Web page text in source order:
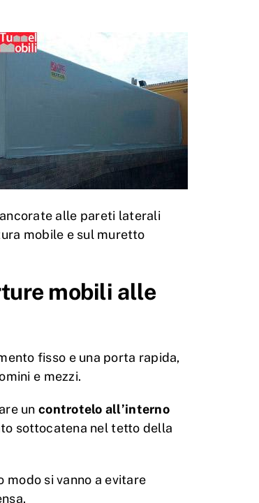
alle pareti laterali
mobile e sul muretto
mobili alle
fisso e una porta rapida,
e mezzi.
un controtelo all’interno
sottocatena nel tetto della
modo si vanno a evitare